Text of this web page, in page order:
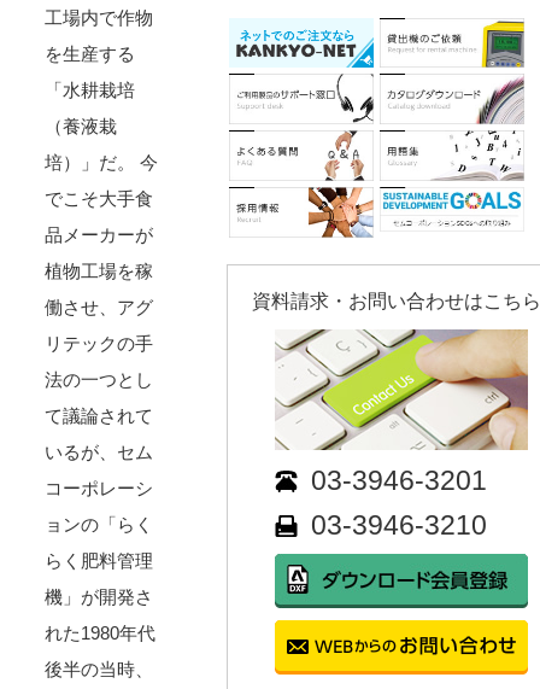
工場内で作物
を生産する
「水耕栽培
（養液栽
培）」だ。 今
でこそ大手食
品メーカーが
植物工場を稼
働させ、アグ
リテックの手
法の一つとし
て議論されて
いるが、セム
コーポレーシ
ョンの「らく
らく肥料管理
機」が開発さ
れた1980年代
後半の当時、
資料請求・お問い合わせはこち
03-3946-3201
03-3946-3210